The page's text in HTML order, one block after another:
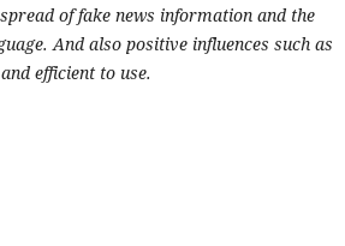
of fake news information and the
And also positive influences such as
efficient to use.